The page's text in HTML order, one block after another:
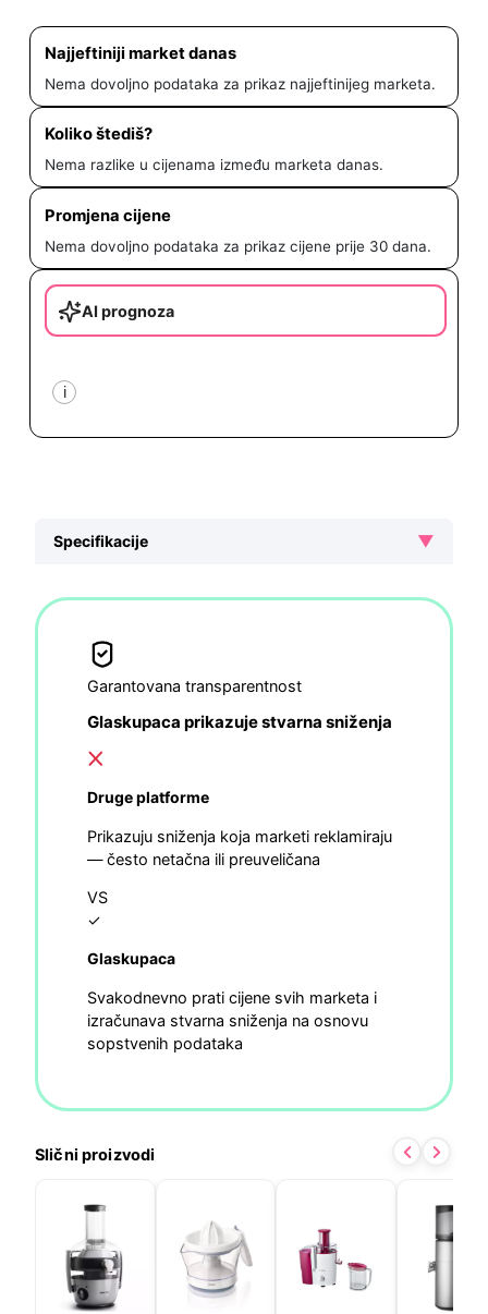
Najjeftiniji market danas
Nema dovoljno podataka za prikaz najjeftinijeg marketa.
Koliko štediš?
Nema razlike u cijenama između marketa danas.
Promjena cijene
Nema dovoljno podataka za prikaz cijene prije 30 dana.
AI prognoza
i
Specifikacije ▼
Garantovana transparentnost
Glaskupaca prikazuje stvarna sniženja
Druge platforme
Prikazuju sniženja koja marketi reklamiraju
— često netačna ili preuveličana
VS
✓
Glaskupaca
Svakodnevno prati cijene svih marketa i
izračunava stvarna sniženja na osnovu
sopstvenih podataka
Slični proizvodi